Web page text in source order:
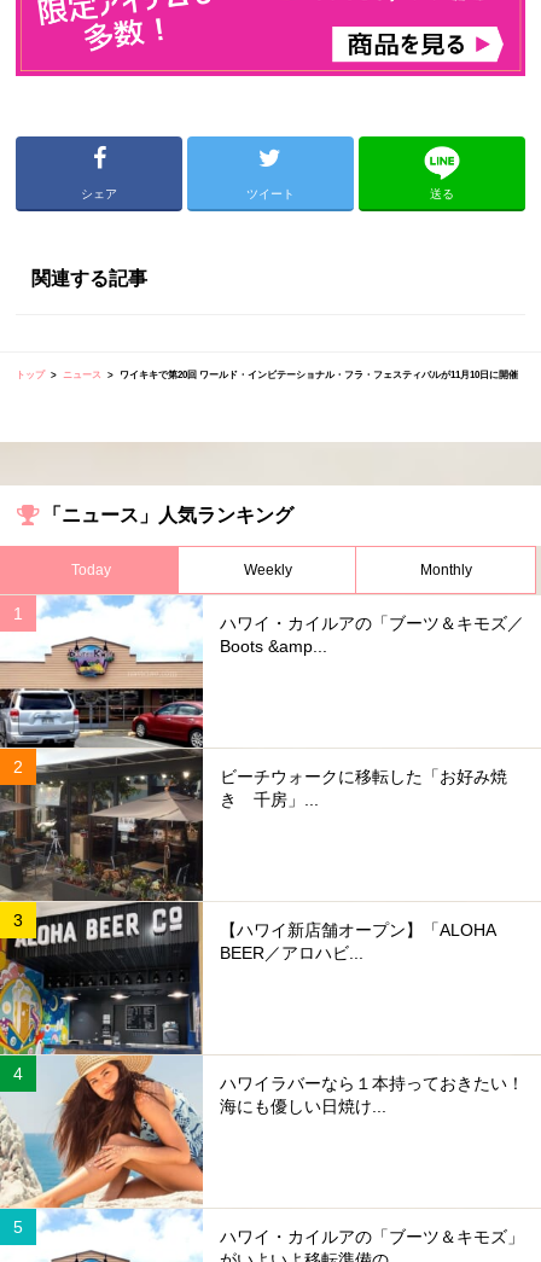
シェア ツイート 送る
関連する記事
トップ ニュース ワイキキで第20回 ワールド・インビテーショナル・フラ・フェスティバルが11月10日に開催
「ニュース」人気ランキング
Today Weekly Monthly
ハワイ・カイルアの「ブーツ＆キモズ／
Boots &amp...
ビーチウォークに移転した「お好み焼
き 千房」...
【ハワイ新店舗オープン】「ALOHA
BEER／アロハビ...
ハワイラバーなら１本持っておきたい！
海にも優しい日焼け...
ハワイ・カイルアの「ブーツ＆キモズ」